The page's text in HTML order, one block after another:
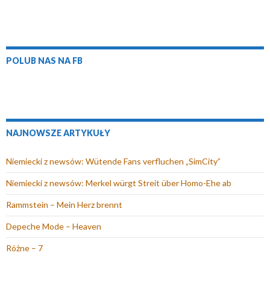
y
m
i
e
POLUB NAS NA FB
NAJNOWSZE ARTYKUŁY
Niemiecki z newsów: Wütende Fans verfluchen „SimCity”
Niemiecki z newsów: Merkel würgt Streit über Homo-Ehe ab
Rammstein – Mein Herz brennt
Depeche Mode – Heaven
Różne – 7